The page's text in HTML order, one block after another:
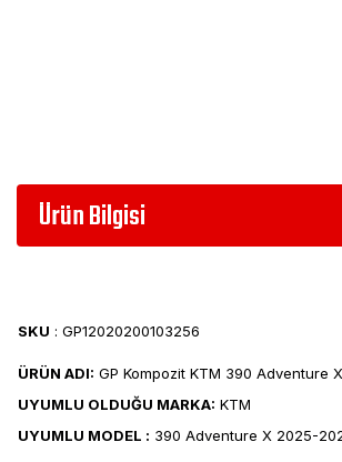
Ürün Bilgisi
SKU : GP12020200103256
ÜRÜN ADI: GP Kompozit KTM 390 Adventure
UYUMLU OLDUĞU MARKA: KTM
UYUMLU MODEL : 390 Adventure X 2025-